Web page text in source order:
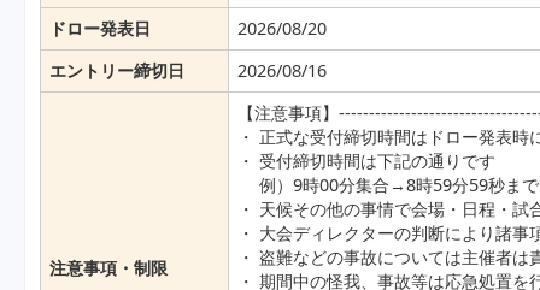
ドロー発表日
2026/08/20
エントリー締切日
2026/08/16
注意事項・制限
【注意事項】
・ 正式な受付締切時間はドロー発表時
・ 受付締切時間は下記の通りです
例）9時00分集合→8時59分59秒まで
・ 天候その他の事情で会場・日程・
・ 大会ディレクターの判断により諸
・ 盗難などの事故については主催者は
・ 期間中の怪我、事故等は応急処置